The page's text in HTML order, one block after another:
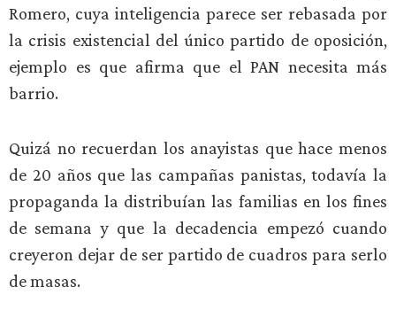
Romero, cuya inteligencia parece ser rebasada por
la crisis existencial del único partido de oposición,
ejemplo es que afirma que el PAN necesita más
barrio.
Quizá no recuerdan los anayistas que hace menos
de 20 años que las campañas panistas, todavía la
propaganda la distribuían las familias en los fines
de semana y que la decadencia empezó cuando
creyeron dejar de ser partido de cuadros para serlo
de masas.